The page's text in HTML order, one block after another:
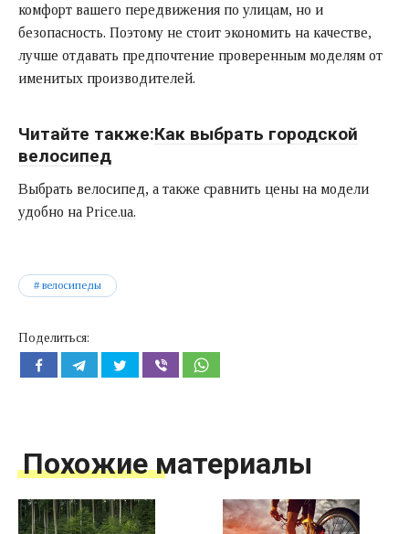
комфорт вашего передвижения по улицам, но и
безопасность. Поэтому не стоит экономить на качестве,
лучше отдавать предпочтение проверенным моделям от
именитых производителей.
Читайте также:Как выбрать городской
велосипед
Выбрать велосипед, а также сравнить цены на модели
удобно на Price.ua.
велосипеды
Поделиться:
Похожие материалы